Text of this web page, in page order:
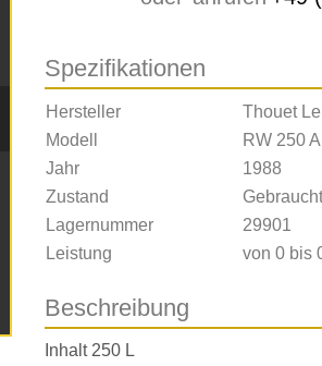
Spezifikationen
Hersteller
Thouet
Modell
RW 250 A
Jahr
1988
Zustand
Gebraucht
Lagernummer
29901
Leistung
von 0 bis
Beschreibung
Inhalt 250 L